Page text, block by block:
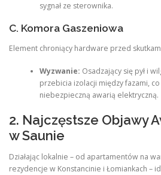
sygnał ze sterownika.
C. Komora Gaszeniowa
Element chroniący hardware przed
Wyzwanie: Osadzający się pył i
przebicia izolacji między fazami,
niebezpieczną awarią elektryczną.
2. Najczęstsze Objawy
w Saunie
Działając lokalnie – od apartamentów na
rezydencje w Konstancinie i Łomiankach –